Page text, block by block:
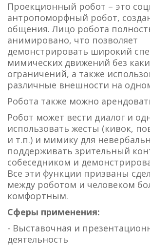
Проекционный робот – это
антропоморфный робот,
общения. Лицо робота
анимировано, что позволяет
демонстрировать широкий
мимических движений без
ограничений, а также
различные внешности на
Робота также можно
Робот может вести диалог и
использовать жесты (кивок,
и т.п.) и мимику для
поддерживать зрительный
собеседником и
Все эти функции призваны
между роботом и человеком
комфортным.
Сферы применения:
- Выставочная и
деятельность